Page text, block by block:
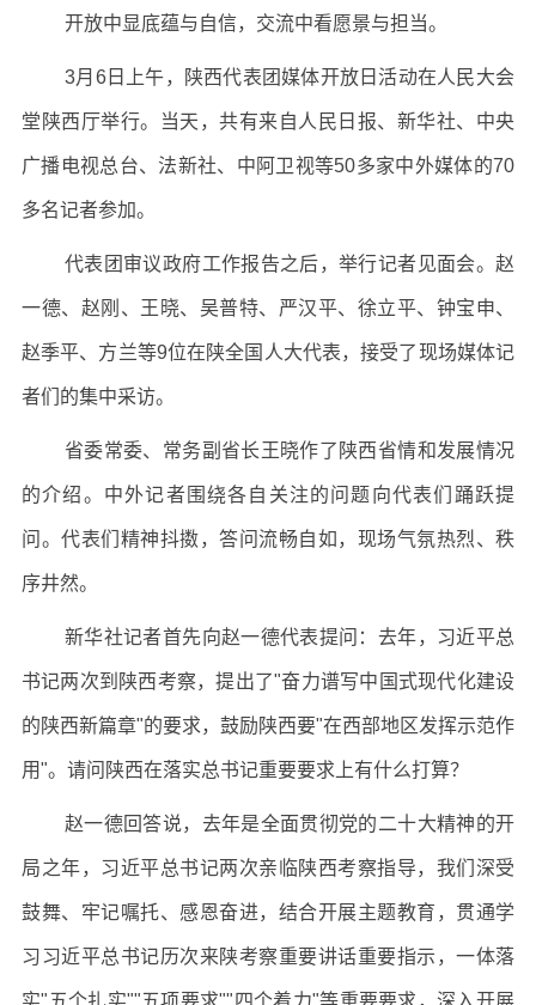
开放中显底蕴与自信，交流中看愿景与担当。
3月6日上午，陕西代表团媒体开放日活动在人民大会
堂陕西厅举行。当天，共有来自人民日报、新华社、中央
广播电视总台、法新社、中阿卫视等50多家中外媒体的70
多名记者参加。
代表团审议政府工作报告之后，举行记者见面会。赵
一德、赵刚、王晓、吴普特、严汉平、徐立平、钟宝申、
赵季平、方兰等9位在陕全国人大代表，接受了现场媒体记
者们的集中采访。
省委常委、常务副省长王晓作了陕西省情和发展情况
的介绍。中外记者围绕各自关注的问题向代表们踊跃提
问。代表们精神抖擞，答问流畅自如，现场气氛热烈、秩
序井然。
新华社记者首先向赵一德代表提问：去年，习近平总
书记两次到陕西考察，提出了"奋力谱写中国式现代化建设
的陕西新篇章"的要求，鼓励陕西要"在西部地区发挥示范作
用"。请问陕西在落实总书记重要要求上有什么打算？
赵一德回答说，去年是全面贯彻党的二十大精神的开
局之年，习近平总书记两次亲临陕西考察指导，我们深受
鼓舞、牢记嘱托、感恩奋进，结合开展主题教育，贯通学
习习近平总书记历次来陕考察重要讲话重要指示，一体落
实"五个扎实""五项要求""四个着力"等重要要求，深入开展